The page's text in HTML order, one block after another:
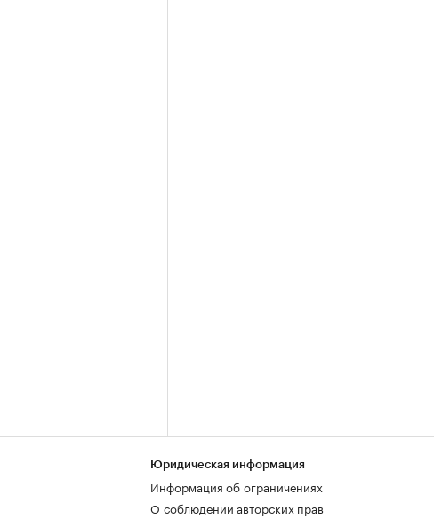
Юридическая информация
Информация об ограничениях
О соблюдении авторских прав